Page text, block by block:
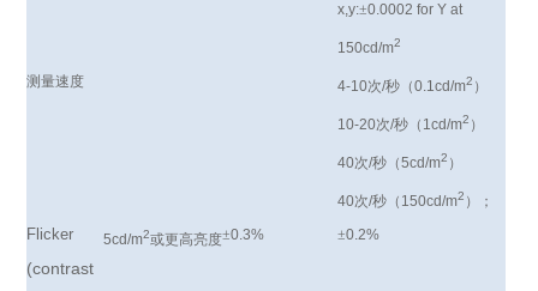
x,y:±0.0002 for Y at
150cd/m2
测量速度 4-10次/秒（0.1cd/m2 ）
10-20次/秒（ 1cd/m2 ）
40次/秒（5cd/m2 ）
40次/秒（ 150cd/m2 ）；
Flicker
(contrast
5cd/m2或更高亮度±0.3% ±0.2%